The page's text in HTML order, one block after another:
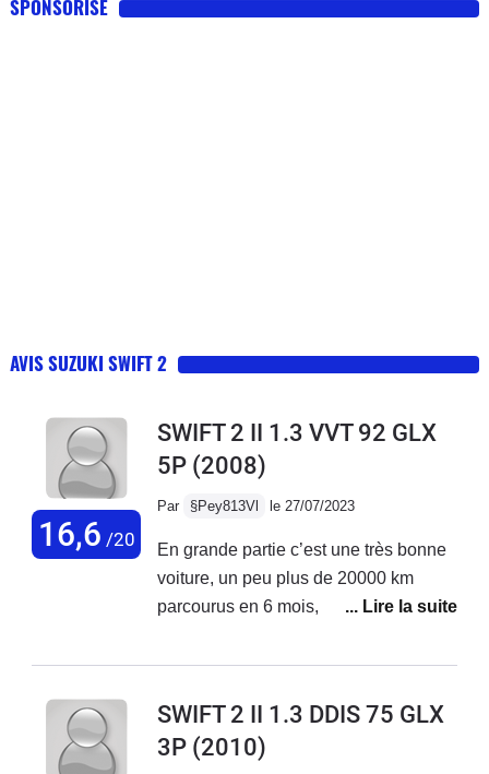
SPONSORISE
AVIS SUZUKI SWIFT 2
16,6 /20
SWIFT 2 II 1.3 VVT 92 GLX
5P (2008)
Par §Pey813Vl le 27/07/2023
En grande partie c’est une très bonne
voiture, un peu plus de 20000 km
parcourus en 6 mois, sur tout type de
Cependant le confort est un peu
devient vite inconfortable. De plus,
c’est une voiture destinée à la ville et
SWIFT 2 II 1.3 DDIS 75 GLX
3P (2010)